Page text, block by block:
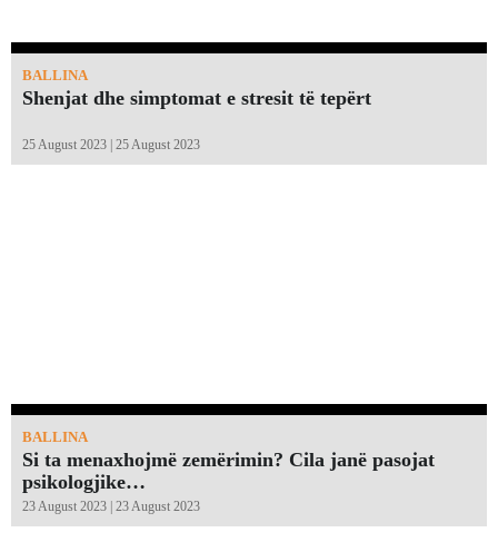
BALLINA
Shenjat dhe simptomat e stresit të tepërt
25 August 2023 | 25 August 2023
BALLINA
Si ta menaxhojmë zemërimin? Cila janë pasojat
psikologjike…
23 August 2023 | 23 August 2023